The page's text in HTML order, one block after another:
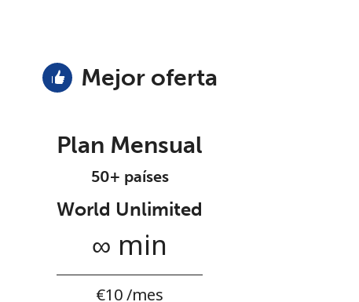
Mejor oferta
Plan Mensual
50+ países
World Unlimited
∞ min
⁦€10⁩ /mes